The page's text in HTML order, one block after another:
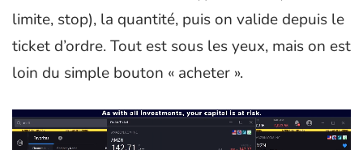
limite, stop), la quantité, puis on valide depuis le
ticket d’ordre. Tout est sous les yeux, mais on est
loin du simple bouton « acheter ».